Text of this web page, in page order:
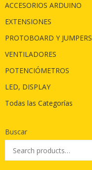
ACCESORIOS ARDUINO
EXTENSIONES
PROTOBOARD Y JUMPERS
VENTILADORES
POTENCIÓMETROS
LED, DISPLAY
Todas las Categorías
Buscar